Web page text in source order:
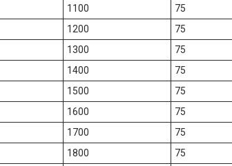
1100 75
1200 75
1300 75
1400 75
1500 75
1600 75
1700 75
1800 75